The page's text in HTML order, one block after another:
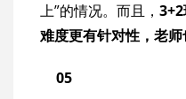
上”的情况。而且，
难度更有针对性，老师
05